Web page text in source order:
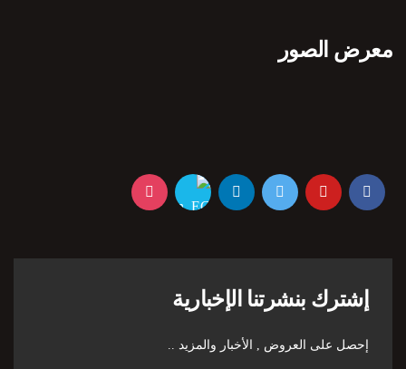
معرض الصور
إشترك بنشرتنا الإخبارية
إحصل على العروض , الأخبار والمزيد ..